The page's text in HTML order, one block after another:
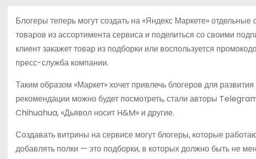
Блогеры теперь могут создать на «Яндекс Маркете»
товаров из ассортимента сервиса и поделиться со своими
клиент закажет товар из подборки или воспользуется
пресс-служба компании.
Таким образом «Маркет» хочет привлечь блогеров для
рекомендации можно будет посмотреть, стали авторы
Chihuahua, «Дьявол носит H&M» и другие.
Создавать витрины на сервисе могут блогеры, которые
добавлять полки — это подборки, в которых должно быть не